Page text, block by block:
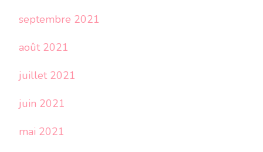
septembre 2021
août 2021
juillet 2021
juin 2021
mai 2021